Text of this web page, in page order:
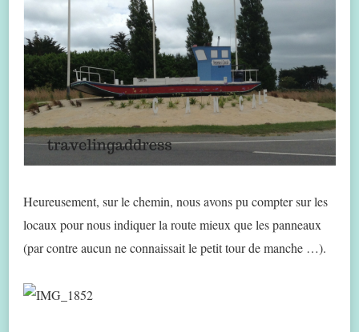
Heureusement, sur le chemin, nous avons pu compter sur les
locaux pour nous indiquer la route mieux que les panneaux
(par contreaucun ne connaissait le petit tour de manche …).